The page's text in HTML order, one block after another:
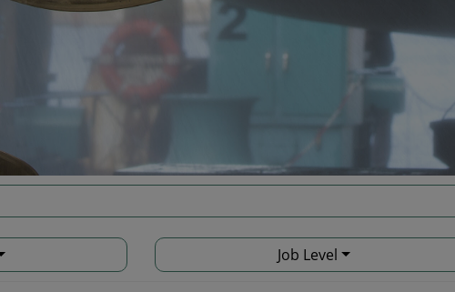
Job Level